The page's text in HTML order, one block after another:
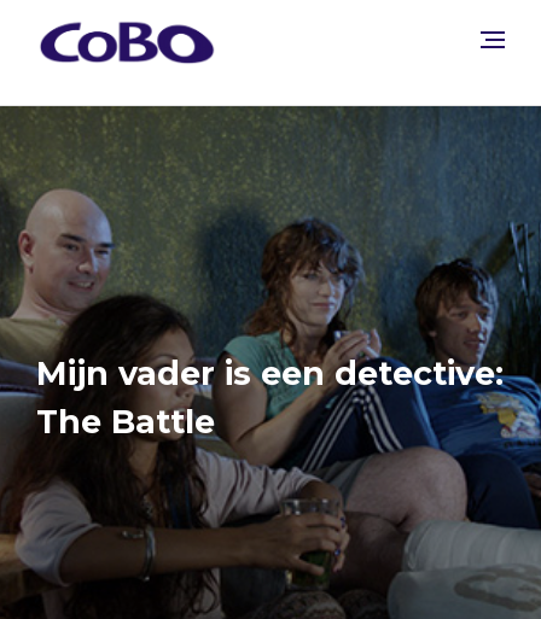
Mijn vader is een detective:
The Battle